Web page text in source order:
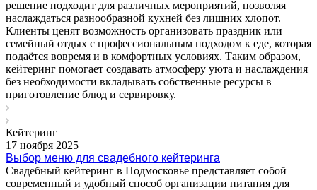
решение подходит для различных мероприятий, позволяя
наслаждаться разнообразной кухней без лишних хлопот.
Клиенты ценят возможность организовать праздник или
семейный отдых с профессиональным подходом к еде, которая
подаётся вовремя и в комфортных условиях. Таким образом,
кейтеринг помогает создавать атмосферу уюта и наслаждения
без необходимости вкладывать собственные ресурсы в
приготовление блюд и сервировку.
Кейтеринг
17 ноября 2025
Выбор меню для свадебного кейтеринга
Свадебный кейтеринг в Подмосковье представляет собой
современный и удобный способ организации питания для